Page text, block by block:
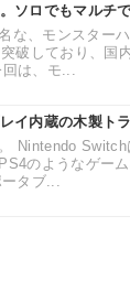
ソロでもマルチ
な、モンスター
破しており、国
回は、モ...
イ内蔵の木製ト
Nintendo
のようなゲー
タブ...